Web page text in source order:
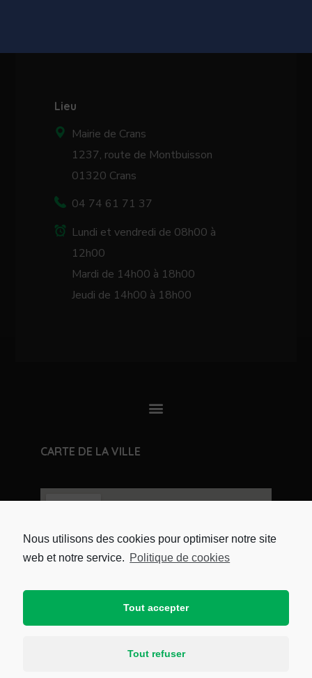
Lieu
Mairie de Crans
1237, route de Montbuisson
01320 Crans
04 74 61 71 37
Lundi et vendredi de 08h00 à
12h00
Mardi de 14h00 à 18h00
Jeudi de 14h00 à 18h00
CARTE DE LA VILLE
Nous utilisons des cookies pour optimiser notre site
web et notre service. Politique de cookies
Tout accepter
Tout refuser